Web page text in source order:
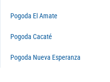
Pogoda El Amate
Pogoda Cacaté
Pogoda Nueva Esperanza